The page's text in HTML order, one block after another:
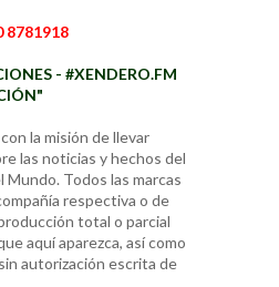
8781918
- #XENDERO.FM
la misión de llevar
las noticias y hechos del
Todos las marcas
respectiva o de
total o parcial
aquí aparezca, así como
autorización escrita de